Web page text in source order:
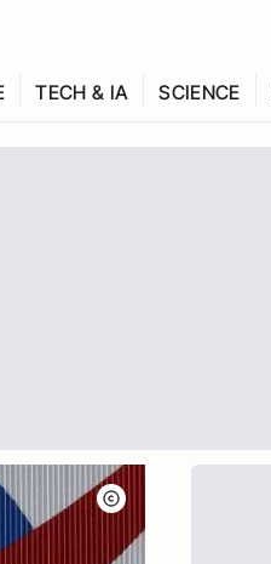
TECH & IA SCIENCE